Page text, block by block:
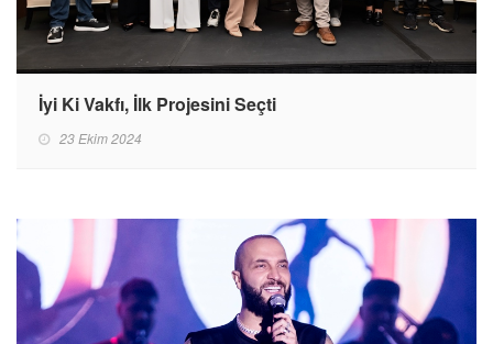
İyi Ki Vakfı, İlk Projesini Seçti
23 Ekim 2024